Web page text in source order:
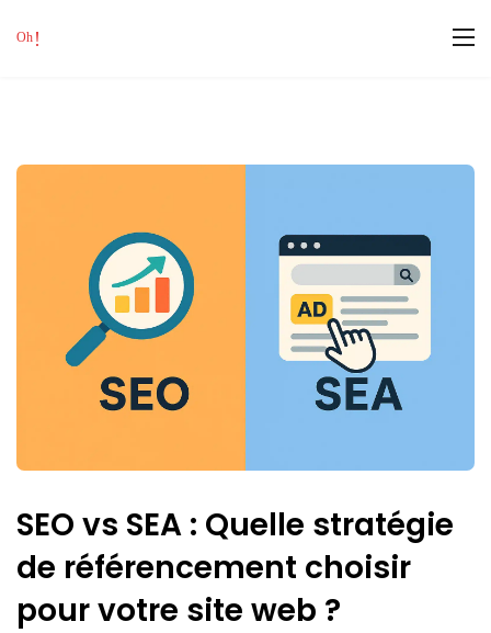
SEO vs SEA : Quelle stratégie
de référencement choisir
pour votre site web ?